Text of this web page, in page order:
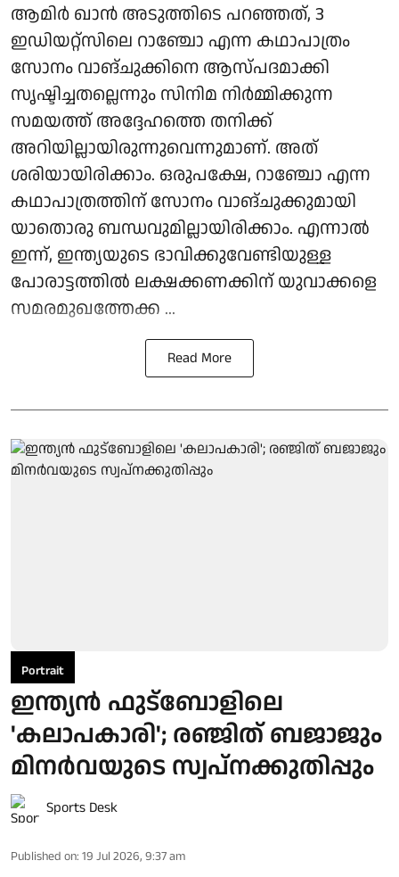
ആമിർ ഖാൻ അടുത്തിടെ പറഞ്ഞത്, 3
ഇഡിയറ്റ്സിലെ റാഞ്ചോ എന്ന കഥാപാത്രം
സോനം വാങ്ചുക്കിനെ ആസ്പദമാക്കി
സൃഷ്ടിച്ചതല്ലെന്നും സിനിമ നിർമ്മിക്കുന്ന
സമയത്ത് അദ്ദേഹത്തെ തനിക്ക്
അറിയില്ലായിരുന്നുവെന്നുമാണ്. അത്
ശരിയായിരിക്കാം. ഒരുപക്ഷേ, റാഞ്ചോ എന്ന
കഥാപാത്രത്തിന് സോനം വാങ്ചുക്കുമായി
യാതൊരു ബന്ധവുമില്ലായിരിക്കാം. എന്നാല്‍
ഇന്ന്, ഇന്ത്യയുടെ ഭാവിക്കുവേണ്ടിയുള്ള
പോരാട്ടത്തിൽ ലക്ഷക്കണക്കിന് യുവാക്കളെ
സമരമുഖത്തേക്ക ...
Read More
Portrait
ഇന്ത്യന്‍ ഫുട്‌ബോളിലെ
'കലാപകാരി'; രഞ്ജിത് ബജാജും
മിനര്‍വയുടെ സ്വപ്നക്കുതിപ്പും
Sports Desk
Published on: 19 Jul 2026, 9:37 am